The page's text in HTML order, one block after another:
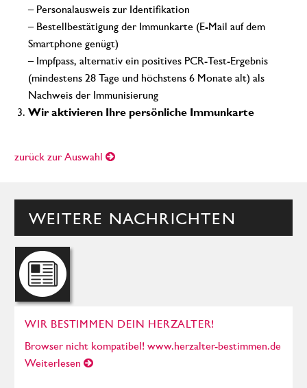
– Personalausweis zur Identifikation
– Bestellbestätigung der Immunkarte (E-Mail auf dem
Smartphone genügt)
– Impfpass, alternativ ein positives PCR-Test-Ergebnis
(mindestens 28 Tage und höchstens 6 Monate alt) als
Nachweis der Immunisierung
Wir aktivieren Ihre persönliche Immunkarte
zurück zur Auswahl
WEITERE NACHRICHTEN
WIR BESTIMMEN DEIN HERZALTER!
Browser nicht kompatibel! www.herzalter-bestimmen.de
Weiterlesen